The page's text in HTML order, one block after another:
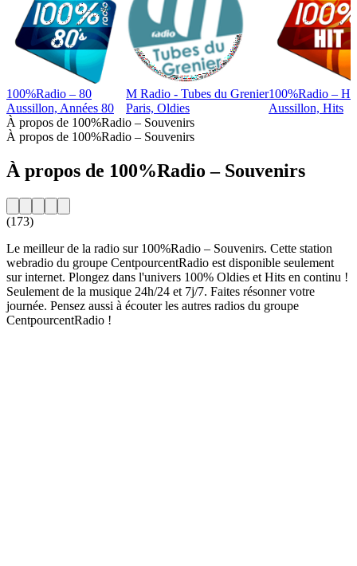
100%Radio – 80
Aussillon, Années 80
M Radio - Tubes du Grenier
Paris, Oldies
100%Radio – Hit
Aussillon, Hits
À propos de 100%Radio – Souvenirs
À propos de 100%Radio – Souvenirs
À propos de 100%Radio – Souvenirs
(173)
Le meilleur de la radio sur 100%Radio – Souvenirs. Cette station
webradio du groupe CentpourcentRadio est disponible seulement
sur internet. Plongez dans l'univers 100% Oldies et Hits en continu !
Seulement de la musique 24h/24 et 7j/7. Faites résonner votre
journée. Pensez aussi à écouter les autres radios du groupe
CentpourcentRadio !